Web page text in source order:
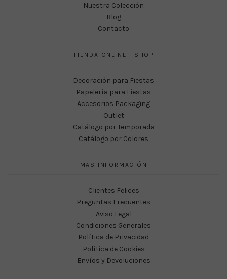
Nuestra Colección
Blog
Contacto
TIENDA ONLINE I SHOP
Decoración para Fiestas
Papelería para Fiestas
Accesorios Packaging
Outlet
Catálogo por Temporada
Catálogo por Colores
MAS INFORMACIÓN
Clientes Felices
Preguntas Frecuentes
Aviso Legal
Condiciones Generales
Política de Privacidad
Política de Cookies
Envíos y Devoluciones